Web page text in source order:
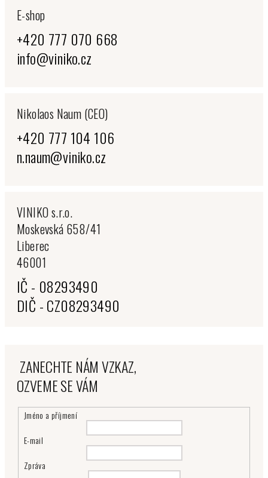
E-shop
+420 777 070 668
info@viniko.cz
Nikolaos Naum (CEO)
+420 777 104 106
n.naum@viniko.cz
VINIKO s.r.o.
Moskevská 658/41
Liberec
46001
IČ - 08293490
DIČ - CZ08293490
ZANECHTE NÁM VZKAZ,
OZVEME SE VÁM
Jméno a příjmení
E-mail
Zpráva